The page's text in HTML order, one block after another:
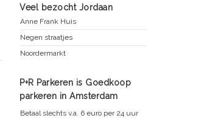
Veel bezocht Jordaan
Anne Frank Huis
Negen straatjes
Noordermarkt
P+R Parkeren is Goedkoop
parkeren in Amsterdam
Betaal slechts v.a. 6 euro per 24 uur